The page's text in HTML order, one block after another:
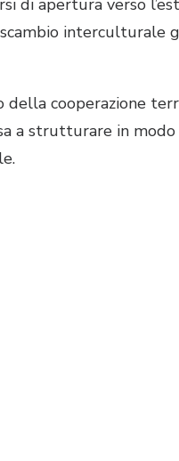
di apertura verso
interculturale
della cooperazione
a strutturare in